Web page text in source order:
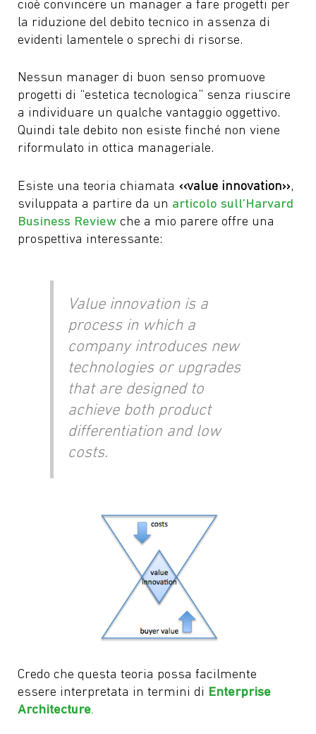
cioè convincere un manager a fare progetti per
la riduzione del debito tecnico in assenza di
evidenti lamentele o sprechi di risorse.
Nessun manager di buon senso promuove
progetti di “estetica tecnologica” senza riuscire
a individuare un qualche vantaggio oggettivo.
Quindi tale debito non esiste finché non viene
riformulato in ottica manageriale.
Esiste una teoria chiamata ‹‹value innovation››,
sviluppata a partire da un articolo sull’Harvard
Business Review che a mio parere offre una
prospettiva interessante:
Value innovation is a
process in which a
company introduces new
technologies or upgrades
that are designed to
achieve both product
differentiation and low
costs.
Credo che questa teoria possa facilmente
essere interpretata in termini di Enterprise
Architecture.